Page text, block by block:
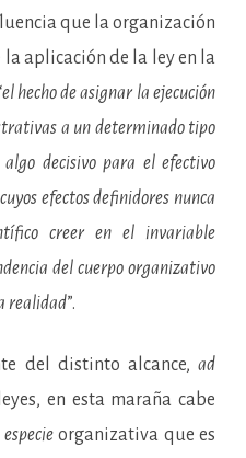
que la organización
aplicación de la ley en la
el hecho de asignar la ejecución
a un determinado tipo
decisivo para el efectivo
efectos definidores nunca
creer en el invariable
del cuerpo organizativo
realidad”.
del distinto alcance, ad
en esta maraña cabe
especie organizativa que es